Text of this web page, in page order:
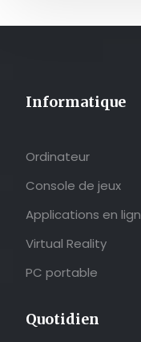
Informatique
Ordinateur
Console de jeux
Applications en
Virtual Reality
PC portable
Quotidien